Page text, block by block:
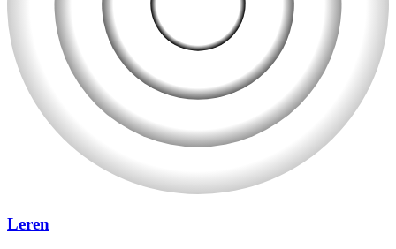
Leren